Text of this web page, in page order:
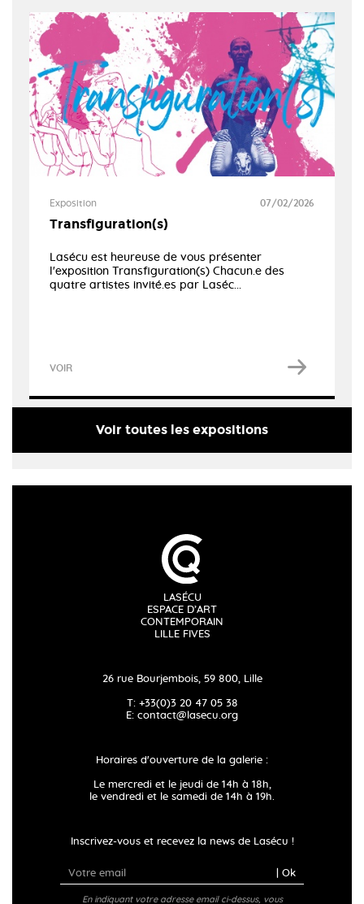
Exposition 07/02/2026
Transfiguration(s)
Lasécu est heureuse de vous présenter
l'exposition Transfiguration(s) Chacun.e des
quatre artistes invité.es par Laséc...
VOIR
Voir toutes les expositions
LASÉCU
ESPACE D’ART
CONTEMPORAIN
LILLE FIVES
26 rue Bourjembois, 59 800, Lille
T: +33(0)3 20 47 05 38
E: contact@lasecu.org
Horaires d'ouverture de la galerie :
Le mercredi et le jeudi de 14h à 18h,
le vendredi et le samedi de 14h à 19h.
Inscrivez-vous et recevez la news de Lasécu !
| Ok
En indiquant votre adresse email ci-dessus, vous